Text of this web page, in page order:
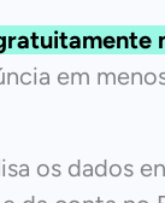
em
os dados